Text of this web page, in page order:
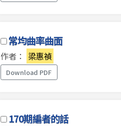
常均曲率曲面
作者： 梁惠禎
Download PDF
170期編者的話